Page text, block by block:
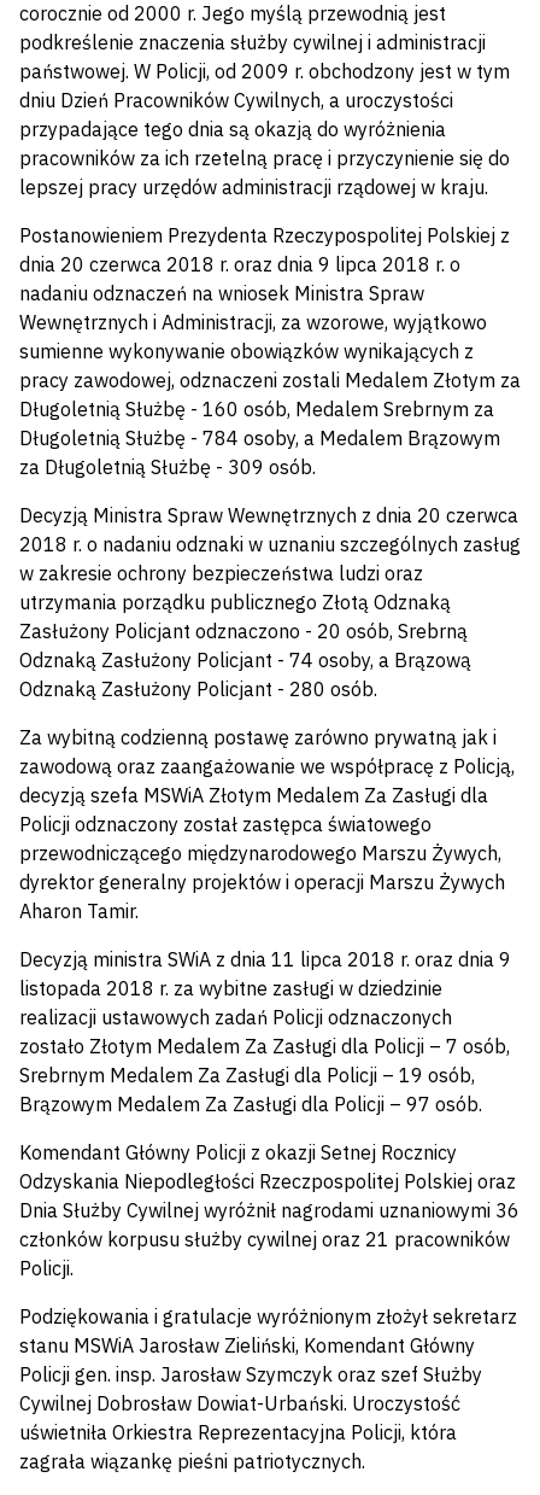
corocznie od 2000 r. Jego myślą przewodnią jest
podkreślenie znaczenia służby cywilnej i administracji
państwowej. W Policji, od 2009 r. obchodzony jest w tym
dniu Dzień Pracowników Cywilnych, a uroczystości
przypadające tego dnia są okazją do wyróżnienia
pracowników za ich rzetelną pracę i przyczynienie się do
lepszej pracy urzędów administracji rządowej w kraju.
Postanowieniem Prezydenta Rzeczypospolitej Polskiej z
dnia 20 czerwca 2018 r. oraz dnia 9 lipca 2018 r. o
nadaniu odznaczeń na wniosek Ministra Spraw
Wewnętrznych i Administracji, za wzorowe, wyjątkowo
sumienne wykonywanie obowiązków wynikających z
pracy zawodowej, odznaczeni zostali Medalem Złotym za
Długoletnią Służbę - 160 osób, Medalem Srebrnym za
Długoletnią Służbę - 784 osoby, a Medalem Brązowym
za Długoletnią Służbę - 309 osób.
Decyzją Ministra Spraw Wewnętrznych z dnia 20 czerwca
2018 r. o nadaniu odznaki w uznaniu szczególnych zasług
w zakresie ochrony bezpieczeństwa ludzi oraz
utrzymania porządku publicznego Złotą Odznaką
Zasłużony Policjant odznaczono - 20 osób, Srebrną
Odznaką Zasłużony Policjant - 74 osoby, a Brązową
Odznaką Zasłużony Policjant - 280 osób.
Za wybitną codzienną postawę zarówno prywatną jak i
zawodową oraz zaangażowanie we współpracę z Policją,
decyzją szefa MSWiA Złotym Medalem Za Zasługi dla
Policji odznaczony został zastępca światowego
przewodniczącego międzynarodowego Marszu Żywych,
dyrektor generalny projektów i operacji Marszu Żywych
Aharon Tamir.
Decyzją ministra SWiA z dnia 11 lipca 2018 r. oraz dnia 9
listopada 2018 r. za wybitne zasługi w dziedzinie
realizacji ustawowych zadań Policji odznaczonych
zostało Złotym Medalem Za Zasługi dla Policji – 7 osób,
Srebrnym Medalem Za Zasługi dla Policji – 19 osób,
Brązowym Medalem Za Zasługi dla Policji – 97 osób.
Komendant Główny Policji z okazji Setnej Rocznicy
Odzyskania Niepodległości Rzeczpospolitej Polskiej oraz
Dnia Służby Cywilnej wyróżnił nagrodami uznaniowymi 36
członków korpusu służby cywilnej oraz 21 pracowników
Policji.
Podziękowania i gratulacje wyróżnionym złożył sekretarz
stanu MSWiA Jarosław Zieliński, Komendant Główny
Policji gen. insp. Jarosław Szymczyk oraz szef Służby
Cywilnej Dobrosław Dowiat-Urbański. Uroczystość
uświetniła Orkiestra Reprezentacyjna Policji, która
zagrała wiązankę pieśni patriotycznych.